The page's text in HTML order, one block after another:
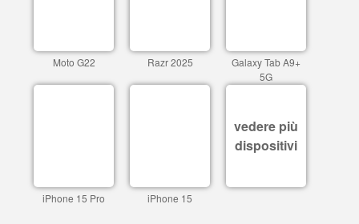
Moto G22 Razr 2025
Galaxy Tab A9+
5G
iPhone 15 Pro iPhone 15
vedere più
dispositivi